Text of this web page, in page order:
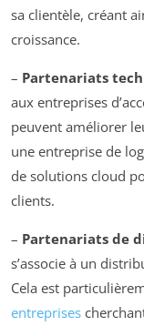
sa clientèle, créant
croissance.
– Partenariats
aux entreprises
peuvent améliorer
une entreprise de
de solutions cloud
clients.
– Partenariats de
s’associe à un
Cela est
entreprises